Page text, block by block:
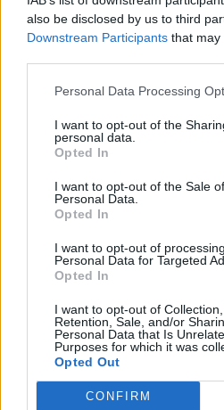
also be disclosed by us to third
Downstream Participants that may
Personal Data Processing
I want to opt-out of the
personal data.
Opted In
I want to opt-out of the Sale
Personal Data.
Opted In
I want to opt-out of
Personal Data for Targeted
Opted In
I want to opt-out of Collection,
Retention, Sale, and/or
Personal Data that Is
Purposes for which it was
Opted Out
CONFIRM